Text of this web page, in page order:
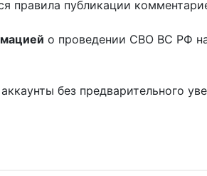
правила публикации
о проведении СВО ВС РФ
без предварительного